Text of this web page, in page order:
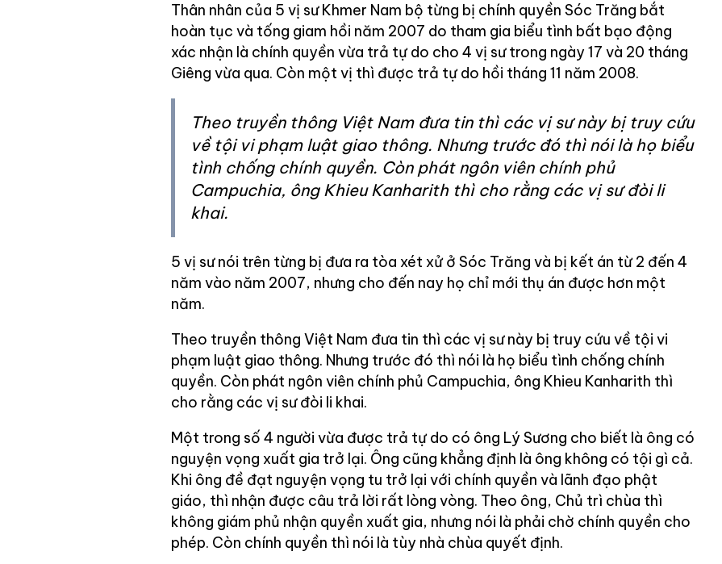
Thân nhân của 5 vị sư Khmer Nam bộ từng bị chính quyền Sóc Trăng bắt
hoàn tục và tống giam hồi năm 2007 do tham gia biểu tình bất bạo động
xác nhận là chính quyền vừa trả tự do cho 4 vị sư trong ngày 17 và 20 tháng
Giêng vừa qua. Còn một vị thì được trả tự do hồi tháng 11 năm 2008.
Theo truyền thông Việt Nam đưa tin thì các vị sư này bị truy cứu
về tội vi phạm luật giao thông. Nhưng trước đó thì nói là họ biểu
tình chống chính quyền. Còn phát ngôn viên chính phủ
Campuchia, ông Khieu Kanharith thì cho rằng các vị sư đòi li
khai.
5 vị sư nói trên từng bị đưa ra tòa xét xử ở Sóc Trăng và bị kết án từ 2 đến 4
năm vào năm 2007, nhưng cho đến nay họ chỉ mới thụ án được hơn một
năm.
Theo truyền thông Việt Nam đưa tin thì các vị sư này bị truy cứu về tội vi
phạm luật giao thông. Nhưng trước đó thì nói là họ biểu tình chống chính
quyền. Còn phát ngôn viên chính phủ Campuchia, ông Khieu Kanharith thì
cho rằng các vị sư đòi li khai.
Một trong số 4 người vừa được trả tự do có ông Lý Sương cho biết là ông có
nguyện vọng xuất gia trở lại. Ông cũng khẳng định là ông không có tội gì cả.
Khi ông đề đạt nguyện vọng tu trở lại với chính quyền và lãnh đạo phật
giáo, thì nhận được câu trả lời rất lòng vòng. Theo ông, Chủ trì chùa thì
không giám phủ nhận quyền xuất gia, nhưng nói là phải chờ chính quyền cho
phép. Còn chính quyền thì nói là tùy nhà chùa quyết định.